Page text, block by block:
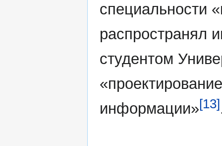
специальности
распространял
студентом
информации»[13]